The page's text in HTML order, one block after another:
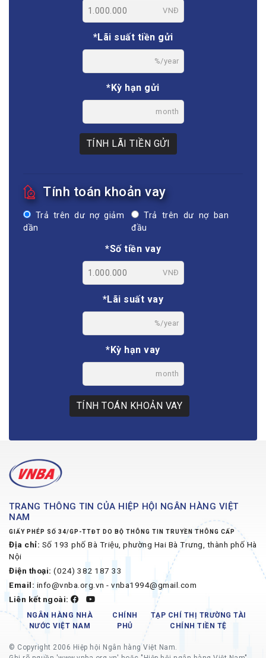
VNĐ
*Lãi suất tiền gửi
%/year
*Kỳ hạn gửi
month
TÍNH LÃI TIỀN GỬI
Tính toán khoản vay
Trả trên dư nợ giảm
dần
Trả trên dư nợ ban
đầu
*Số tiền vay
VNĐ
*Lãi suất vay
%/year
*Kỳ hạn vay
month
TÍNH TOÁN KHOẢN VAY
TRANG THÔNG TIN CỦA HIỆP HỘI NGÂN HÀNG VIỆT
NAM
GIẤY PHÉP SỐ 34/GP-TTĐT DO BỘ THÔNG TIN TRUYỀN THÔNG CẤP
Địa chỉ: Số 193 phố Bà Triệu, phường Hai Bà Trưng, thành phố Hà
Nội
Điện thoại: (024) 382 187 33
Email: info@vnba.org.vn - vnba1994@gmail.com
Liên kết ngoài:
NGÂN HÀNG NHÀ
NƯỚC VIỆT NAM
CHÍNH
PHỦ
TẠP CHÍ THỊ TRƯỜNG TÀI
CHÍNH TIỀN TỆ
© Copyright 2006 Hiệp hội Ngân hàng Việt Nam.